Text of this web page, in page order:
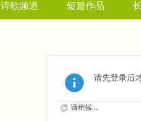
诗歌频道 短篇作品
请先登录后
请稍候...